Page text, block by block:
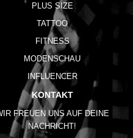
PLUS SIZE
TATTOO
FITNESS
MODENSCHAU
INFLUENCER
KONTAKT
FREUEN UNS AUF DEINE
NACHRICHT!